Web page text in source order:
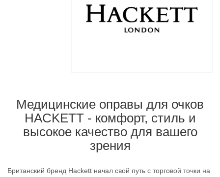
Медицинские оправы для очков
HACKETT - комфорт, стиль и
высокое качество для вашего
зрения
Британский бренд Hackett начал свой путь с торговой точки на